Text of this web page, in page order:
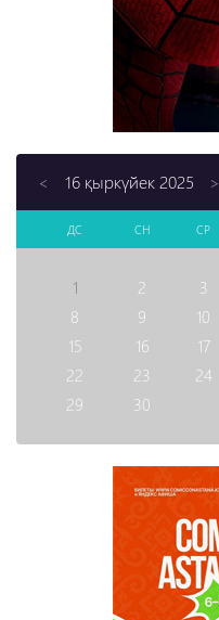
< 16 қыркүйек 2025 >
ДС СН СР
1 2 3
8
9 10
15
16 17
22
23 24
29
30